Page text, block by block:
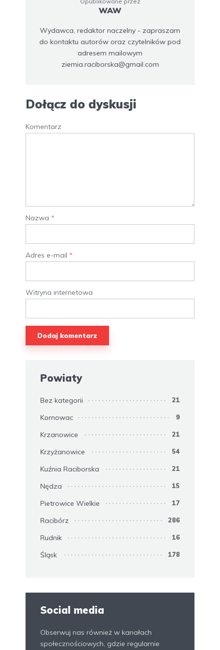
WAW
Wydawca, redaktor naczelny - zapraszam
do kontaktu autorów oraz czytelników pod
adresem mailowym
ziemia.raciborska@gmail.com
Dołącz do dyskusji
Komentarz
Nazwa *
Adres e-mail *
Witryna internetowa
Powiaty
Bez kategorii 21
Kornowac 9
Krzanowice 21
Krzyżanowice 54
Kuźnia Raciborska 21
Nędza 15
Pietrowice Wielkie 17
Racibórz 286
Rudnik 16
Śląsk 178
Social media
Obserwuj nas również w kanałach
społecznościowych, gdzie regularnie